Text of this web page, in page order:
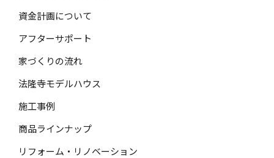
資金計画について
アフターサポート
家づくりの流れ
法隆寺モデルハウス
施工事例
商品ラインナップ
リフォーム・リノベーション